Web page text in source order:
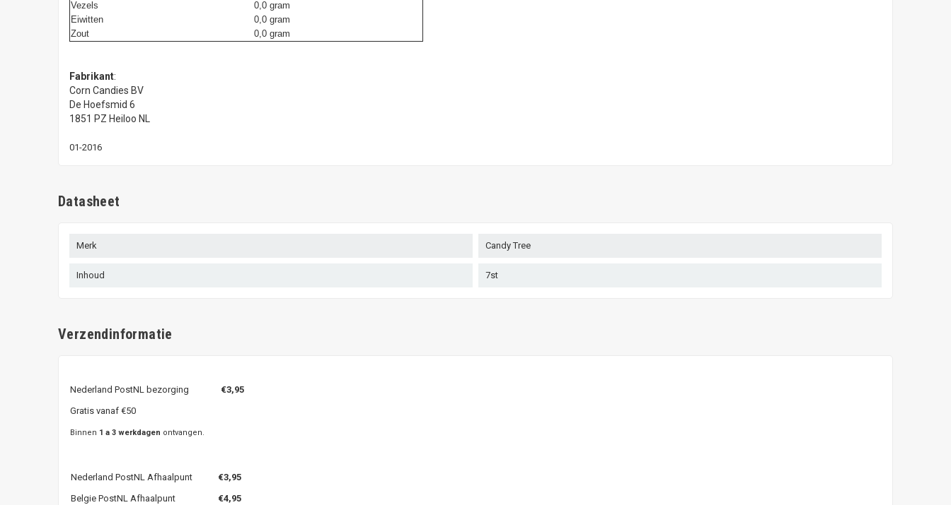
Vezels
0,0 gram
Eiwitten
0,0 gram
Zout
0,0 gram
Fabrikant:
Corn Candies BV
De Hoefsmid 6
1851 PZ Heiloo NL
01-2016
Datasheet
Merk Candy Tree
Inhoud 7st
Verzendinformatie
Nederland PostNL bezorging €3,95
Gratis vanaf €50
Binnen 1 a 3 werkdagen ontvangen.
Nederland PostNL Afhaalpunt €3,95
Belgie PostNL Afhaalpunt
€4,95